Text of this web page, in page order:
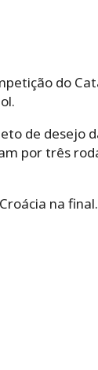
do
de desejo
por três
na final.